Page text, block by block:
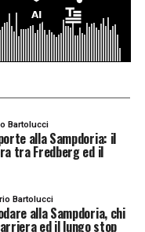
Dopo tre anni
è retrocessa
Ora bisogna
francese non
gruppo che
ha
così come
anche
Bartolucci
alla Sampdoria: il
tra Fredberg ed il
Bartolucci
alla Sampdoria, chi
ed il lungo stop